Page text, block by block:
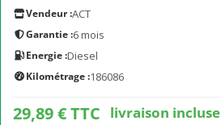
Vendeur :ACT
Garantie :6 mois
Energie :Diesel
Kilométrage :186086
29,89 € TTC livraison incluse